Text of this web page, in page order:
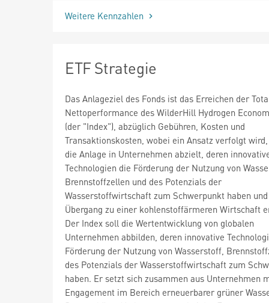
Weitere Kennzahlen
ETF Strategie
Das Anlageziel des Fonds ist das Erreichen der
Nettoperformance des WilderHill Hydrogen
(der "Index"), abzüglich Gebühren, Kosten und
Transaktionskosten, wobei ein Ansatz verfolgt
die Anlage in Unternehmen abzielt, deren
Technologien die Förderung der Nutzung von
Brennstoffzellen und des Potenzials der
Wasserstoffwirtschaft zum Schwerpunkt haben
Übergang zu einer kohlenstoffärmeren Wirtschaft
Der Index soll die Wertentwicklung von globalen
Unternehmen abbilden, deren innovative
Förderung der Nutzung von Wasserstoff,
des Potenzials der Wasserstoffwirtschaft zum
haben. Er setzt sich zusammen aus Unternehmen
Engagement im Bereich erneuerbarer grüner